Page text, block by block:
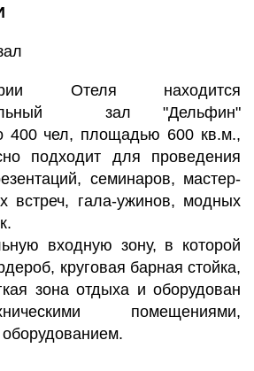
Отеля находится
зал "Дельфин"
400 чел, площадью 600 кв.м.,
подходит для проведения
семинаров, мастер-
встреч, гала-ужинов, модных
входную зону, в которой
круговая барная стойка,
зона отдыха и оборудован
помещениями,